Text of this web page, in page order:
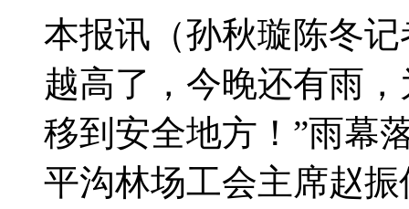
本报讯（孙秋璇陈冬
越高了，今晚还有雨
移到安全地方！”雨幕
平沟林场工会主席赵